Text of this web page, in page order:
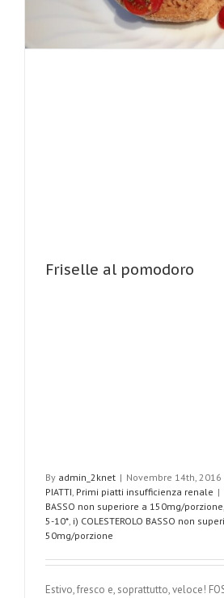
Friselle al pomodoro
By admin_2knet | Novembre 14th, 2016
PIATTI, Primi piatti insufficienza renale |
BASSO non superiore a 150mg/porzione,
5-10*, i) COLESTEROLO BASSO non
50mg/porzione
Estivo, fresco e, soprattutto, veloce!